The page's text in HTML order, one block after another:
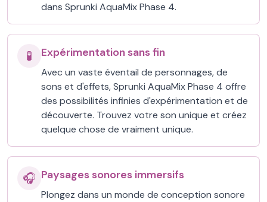
dans Sprunki AquaMix Phase 4.
🧪 Expérimentation sans fin
Avec un vaste éventail de personnages, de
sons et d'effets, Sprunki AquaMix Phase 4 offre
des possibilités infinies d'expérimentation et de
découverte. Trouvez votre son unique et créez
quelque chose de vraiment unique.
🎧 Paysages sonores immersifs
Plongez dans un monde de conception sonore